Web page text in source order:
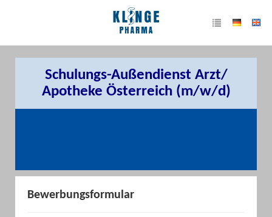
Schulungs-Außendienst Arzt/
Apotheke Österreich (m/w/d)
Bewerbungsformular